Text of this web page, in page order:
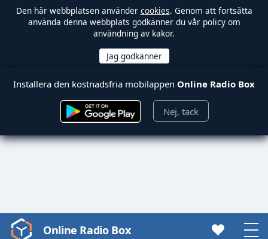
Den här webbplatsen använder cookies. Genom att fortsätta
använda denna webbplats godkänner du vår policy om
användning av kakor.
Installera den kostnadsfria mobilappen Online Radio Box
Nej, tack
Video
Online Radio Box